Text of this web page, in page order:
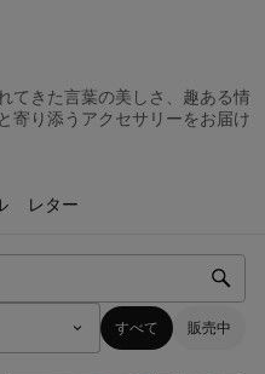
てきた言葉の美しさ、趣ある情
寄り添うアクセサリーをお届け
レター
すべて 販売中